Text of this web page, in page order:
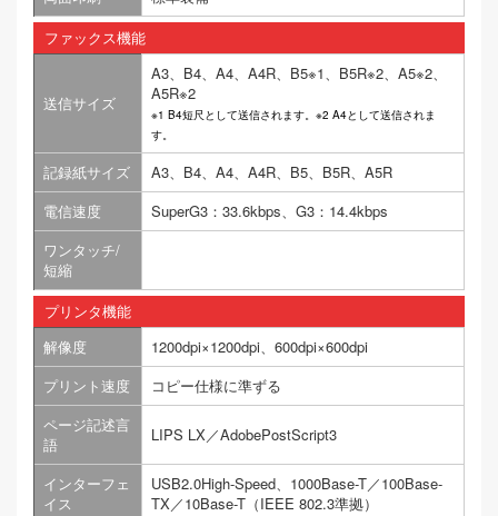
ファックス機能
送信サイズ
A3、B4、A4、A4R、B5※1、B5R※2、A5※2、
A5R※2
※1 B4短尺として送信されます。※2 A4として送信されま
す。
記録紙サイズ
A3、B4、A4、A4R、B5、B5R、A5R
電信速度
SuperG3：33.6kbps、G3：14.4kbps
ワンタッチ/
短縮
プリンタ機能
解像度
1200dpi×1200dpi、600dpi×600dpi
プリント速度
コピー仕様に準ずる
ページ記述言
語
LIPS LX／AdobePostScript3
インターフェ
イス
USB2.0High-Speed、1000Base-T／100Base-
TX／10Base-T（IEEE 802.3準拠）